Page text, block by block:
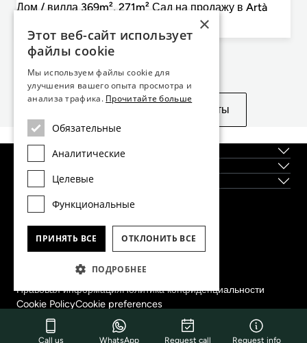
Call us WhatsApp Request call Request info
Дом / вилла 369m², 271m² Сад на продажу в Artà
cпальниванные комнаты План этажа Терраса
Не нашли то, что искали?
Посмотреть похожие объекты
Регионы
Новостройки
Информация о региональных офисах
Правовая информацияПолитика конфиденциальности
Cookie PolicyCookie preferences
2022 © Dils Lucas Fox Все права защищены
Registro de Agentes Inmobiliarios de Cataluña: AICAT 3265
×
Этот веб-сайт использует
файлы cookie
Мы используем файлы cookie для
улучшения вашего опыта просмотра и
анализа трафика. Прочитайте больше
Обязательные
Аналитические
Целевые
Функциональные
ПРИНЯТЬ ВСЕ ОТКЛОНИТЬ ВСЕ
ПОДРОБНЕЕ